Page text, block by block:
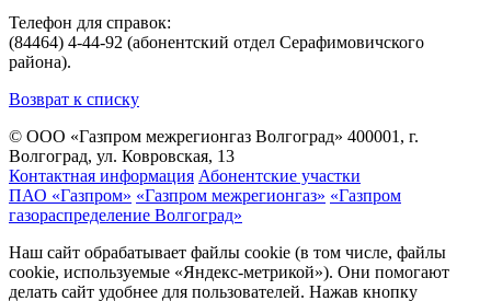
Телефон для справок:
(84464) 4-44-92 (абонентский отдел Серафимовичского
района).
Возврат к списку
© ООО «Газпром межрегионгаз Волгоград» 400001, г.
Волгоград, ул. Ковровская, 13
Контактная информация Абонентские участки
ПАО «Газпром» «Газпром межрегионгаз» «Газпром
газораспределение Волгоград»
Наш сайт обрабатывает файлы cookie (в том числе, файлы
cookie, используемые «Яндекс-метрикой»). Они помогают
делать сайт удобнее для пользователей. Нажав кнопку